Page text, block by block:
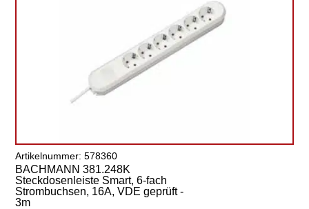
Artikelnummer: 578360
BACHMANN 381.248K
Steckdosenleiste Smart, 6-fach
Strombuchsen, 16A, VDE geprüft -
3m